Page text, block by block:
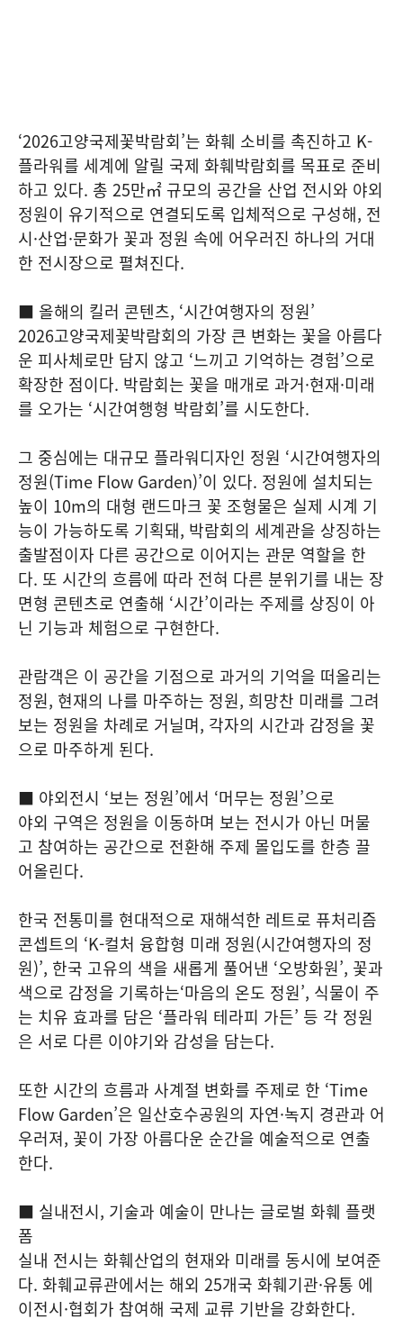
‘2026고양국제꽃박람회’는 화훼 소비를 촉진하고 K-
플라워를 세계에 알릴 국제 화훼박람회를 목표로 준비
하고 있다. 총 25만㎡ 규모의 공간을 산업 전시와 야외
정원이 유기적으로 연결되도록 입체적으로 구성해, 전
시·산업·문화가 꽃과 정원 속에 어우러진 하나의 거대
한 전시장으로 펼쳐진다.
■ 올해의 킬러 콘텐츠, ‘시간여행자의 정원’
2026고양국제꽃박람회의 가장 큰 변화는 꽃을 아름다
운 피사체로만 담지 않고 ‘느끼고 기억하는 경험’으로
확장한 점이다. 박람회는 꽃을 매개로 과거·현재·미래
를 오가는 ‘시간여행형 박람회’를 시도한다.
그 중심에는 대규모 플라워디자인 정원 ‘시간여행자의
정원(Time Flow Garden)’이 있다. 정원에 설치되는
높이 10m의 대형 랜드마크 꽃 조형물은 실제 시계 기
능이 가능하도록 기획돼, 박람회의 세계관을 상징하는
출발점이자 다른 공간으로 이어지는 관문 역할을 한
다. 또 시간의 흐름에 따라 전혀 다른 분위기를 내는 장
면형 콘텐츠로 연출해 ‘시간’이라는 주제를 상징이 아
닌 기능과 체험으로 구현한다.
관람객은 이 공간을 기점으로 과거의 기억을 떠올리는
정원, 현재의 나를 마주하는 정원, 희망찬 미래를 그려
보는 정원을 차례로 거닐며, 각자의 시간과 감정을 꽃
으로 마주하게 된다.
■ 야외전시 ‘보는 정원’에서 ‘머무는 정원’으로
야외 구역은 정원을 이동하며 보는 전시가 아닌 머물
고 참여하는 공간으로 전환해 주제 몰입도를 한층 끌
어올린다.
한국 전통미를 현대적으로 재해석한 레트로 퓨처리즘
콘셉트의 ‘K-컬처 융합형 미래 정원(시간여행자의 정
원)’, 한국 고유의 색을 새롭게 풀어낸 ‘오방화원’, 꽃과
색으로 감정을 기록하는‘마음의 온도 정원’, 식물이 주
는 치유 효과를 담은 ‘플라워 테라피 가든’ 등 각 정원
은 서로 다른 이야기와 감성을 담는다.
또한 시간의 흐름과 사계절 변화를 주제로 한 ‘Time
Flow Garden’은 일산호수공원의 자연·녹지 경관과 어
우러져, 꽃이 가장 아름다운 순간을 예술적으로 연출
한다.
■ 실내전시, 기술과 예술이 만나는 글로벌 화훼 플랫
폼
실내 전시는 화훼산업의 현재와 미래를 동시에 보여준
다. 화훼교류관에서는 해외 25개국 화훼기관·유통 에
이전시·협회가 참여해 국제 교류 기반을 강화한다.